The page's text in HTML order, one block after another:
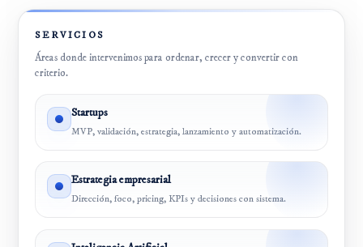
SERVICIOS
Áreas donde intervenimos para ordenar, crecer y convertir con
criterio.
Startups
MVP, validación, estrategia, lanzamiento y automatización.
Estrategia empresarial
Dirección, foco, pricing, KPIs y decisiones con sistema.